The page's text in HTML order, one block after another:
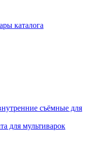
каталога
съёмные для
для мультиварок